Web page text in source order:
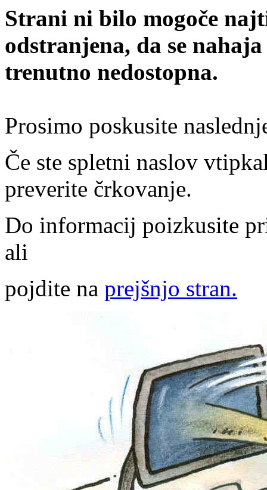
Strani ni bilo mogoče
odstranjena, da se
trenutno nedostopna.
Prosimo poskusite
Če ste spletni naslov
preverite črkovanje.
Do informacij poizkusite
ali
pojdite na prejšnjo stran.